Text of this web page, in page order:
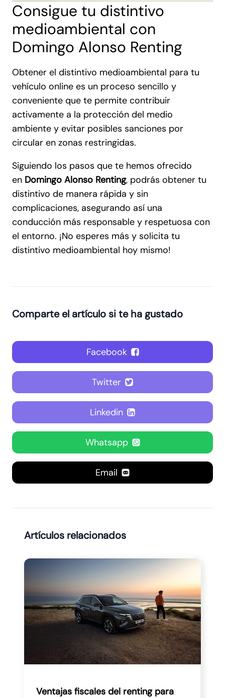
Consigue tu distintivo
medioambiental con
Domingo Alonso Renting
Obtener el distintivo medioambiental para tu
vehículo online es un proceso sencillo y
conveniente que te permite contribuir
activamente a la protección del medio
ambiente y evitar posibles sanciones por
circular en zonas restringidas.
Siguiendo los pasos que te hemos ofrecido
en Domingo Alonso Renting, podrás obtener tu
distintivo de manera rápida y sin
complicaciones, asegurando así una
conducción más responsable y respetuosa con
el entorno. ¡No esperes más y solicita tu
distintivo medioambiental hoy mismo!
Comparte el artículo si te ha gustado
Facebook
Twitter
Linkedin
Whatsapp
Email
Artículos relacionados
del renting para
Comparativa del